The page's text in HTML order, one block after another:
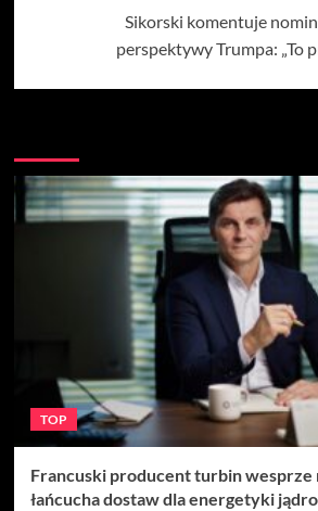
Sikorski komentuje
perspektywy Trumpa: „To
TOP
Francuski producent turbin wesprze
łańcucha dostaw dla energetyki